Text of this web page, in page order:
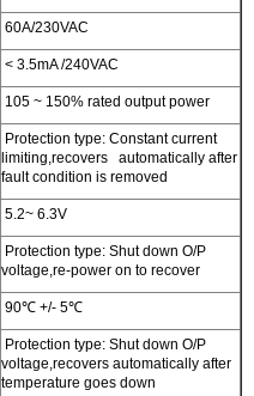
60A/230VAC
< 3.5mA /240VAC
105 ~ 150% rated output power
Protection type: Constant current
limiting,recovers automatically after
fault condition is removed
5.2~ 6.3V
Protection type: Shut down O/P
voltage,re-power on to recover
90℃ +/- 5℃
Protection type: Shut down O/P
voltage,recovers automatically after
temperature goes down